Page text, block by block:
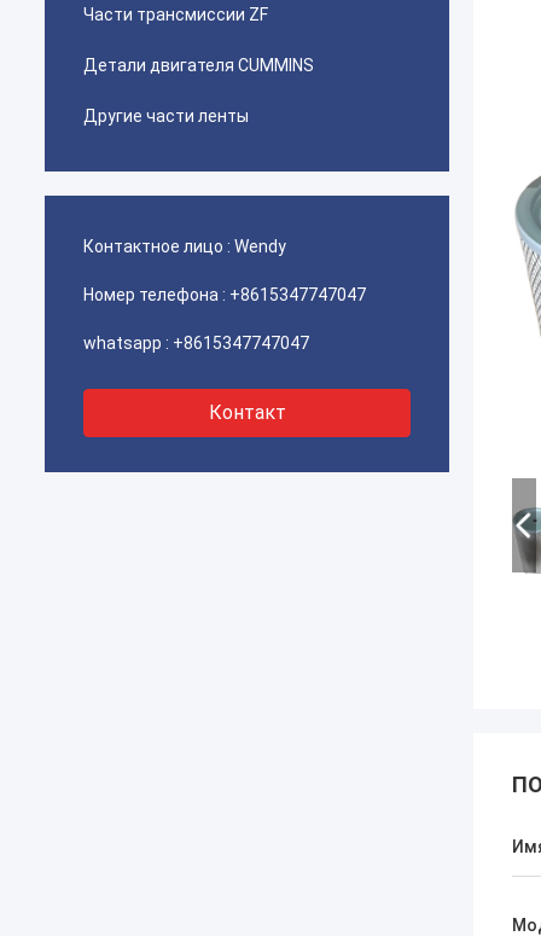
Части трансмиссии ZF
Детали двигателя CUMMINS
Другие части ленты
Контактное лицо : Wendy
Номер телефона : +8615347747047
whatsapp : +8615347747047
Контакт